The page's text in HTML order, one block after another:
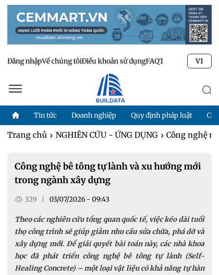
Đăng nhậpVề chúng tôiĐiều khoản sử dụngFAQTư vấn kỹ thuật
VI
Tin tức Doanh nghiệp Quy định pháp luật
Trang chủ NGHIÊN CỨU - ỨNG DỤNG Công nghệ
Công nghệ bê tông tự lành và xu hướng mới
trong ngành xây dựng
329 03/07/2026 - 09:43
Theo các nghiên cứu tổng quan quốc tế, việc kéo dài tuổi
thọ công trình sẽ giúp giảm nhu cầu sửa chữa, phá dỡ và
xây dựng mới. Để giải quyết bài toán này, các nhà khoa
học đã phát triển công nghệ bê tông tự lành (Self-
Healing Concrete) – một loại vật liệu có khả năng tự hàn